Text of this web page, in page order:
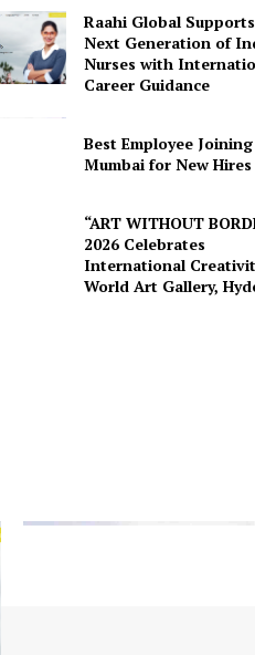
Raahi Global
Next Generation of
Nurses with
Career Guidance
Best Employee
Mumbai for New Hires
“ART WITHOUT
2026 Celebrates
International
World Art Gallery,